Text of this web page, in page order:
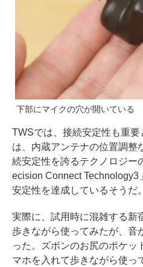
下部にマイクの穴が開いている
TWSでは、接続安定性も重
は、内蔵アンテナの位置調整
続安定性を誇るテクノロジー
ecision Connect Technology3
安定性を達成しているそうだ。
実際に、試用時に混雑する新
歩きながら使ってみたが、音
った。ズボンのお尻のポケッ
マホを入れて歩きながら使っ